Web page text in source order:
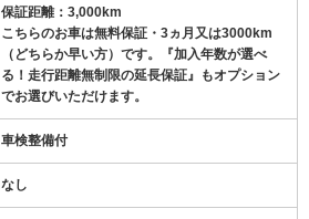
保証距離：3,000km
こちらのお車は無料保証・3ヵ月又は3000km
（どちらか早い方）です。『加入年数が選べ
る！走行距離無制限の延長保証』もオプション
でお選びいただけます。
車検整備付
なし